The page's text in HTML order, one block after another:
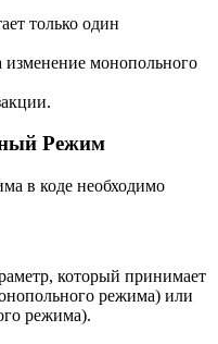
только один
изменение монопольного
Режим
в коде необходимо
который принимает
режима) или
режима).